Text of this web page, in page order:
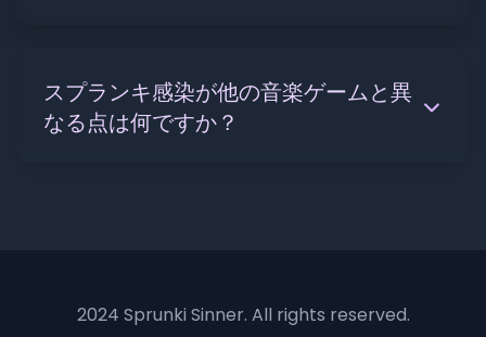
スプランキ感染が他の音楽ゲームと異
なる点は何ですか？
2024 Sprunki Sinner. All rights reserved.